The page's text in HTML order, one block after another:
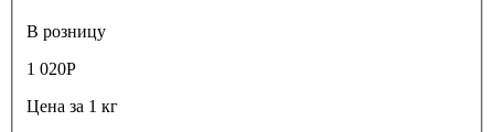
В розницу
1 020Р
Цена за 1 кг